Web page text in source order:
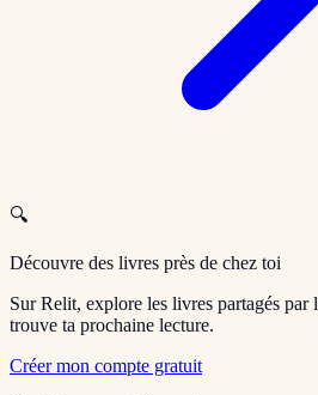
🔍
Découvre des livres près de chez toi
Sur Relit, explore les livres partagés par
trouve ta prochaine lecture.
Créer mon compte gratuit